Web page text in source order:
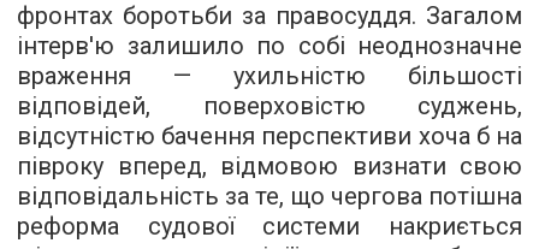
фронтах боротьби за правосуддя. Загалом
інтерв'ю залишило по собі неоднозначне
враження — ухильністю більшості
відповідей, поверховістю суджень,
відсутністю бачення перспективи хоча б на
півроку вперед, відмовою визнати свою
відповідальність за те, що чергова потішна
реформа судової системи накриється